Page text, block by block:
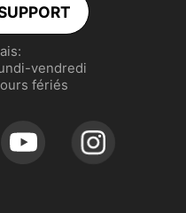
vendredi
fériés